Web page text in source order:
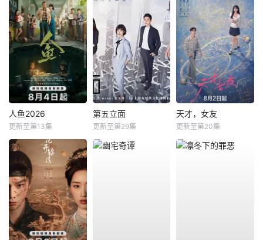
人鱼2026
更新至第13集
第五立面
更新至第29集
天才，女友
更新至第20集